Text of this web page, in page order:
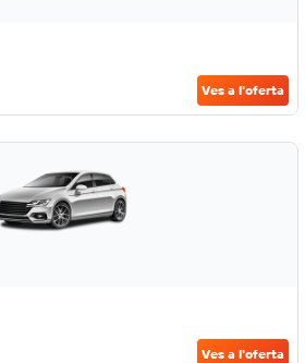
Ves a l'oferta
Ves a l'oferta